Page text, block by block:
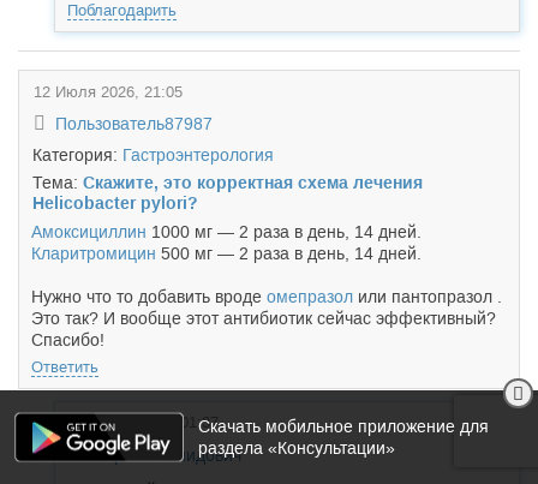
Поблагодарить
12 Июля 2026, 21:05
Пользователь87987
Категория: Гастроэнтерология
Тема: Скажите, это корректная схема лечения
Helicobacter pylori?
Амоксициллин 1000 мг — 2 раза в день, 14 дней.
Кларитромицин 500 мг — 2 раза в день, 14 дней.
Нужно что то добавить вроде омепразол или пантопразол .
Это так? И вообще этот антибиотик сейчас эффективный?
Спасибо!
Ответить
13 Июля 2026, 01:37
Борис Леонидович
Скачать мобильное приложение для
раздела «Консультации»